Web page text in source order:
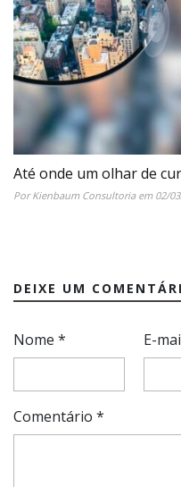
Até onde um olhar de
Por Kienbaum Consultoria em 02/
DEIXE UM
Nome * E-
Comentário *